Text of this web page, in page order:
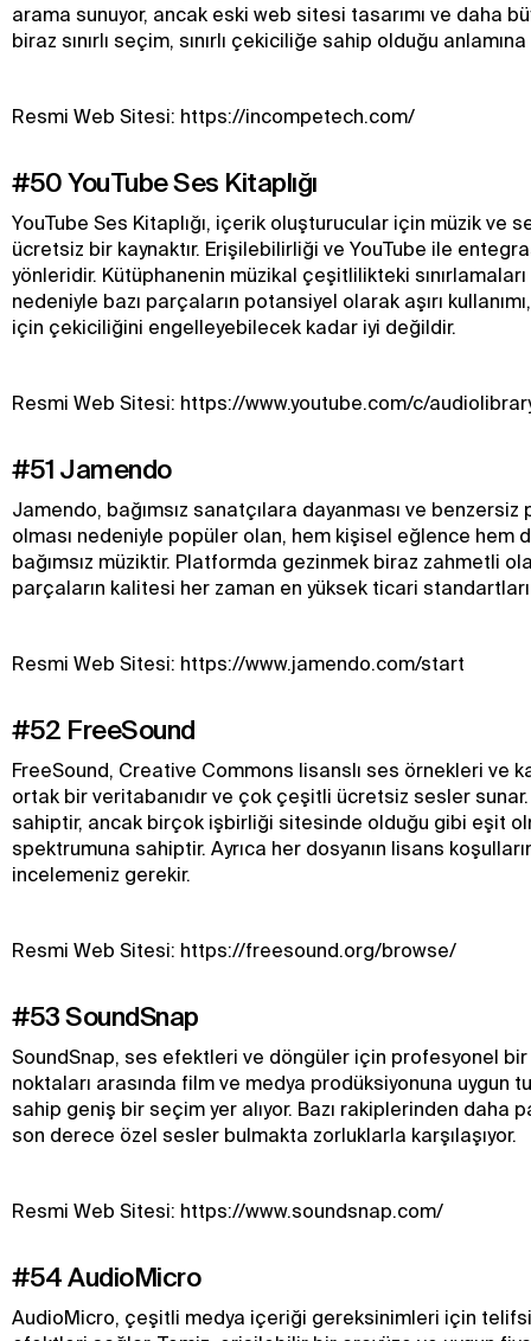
arama sunuyor, ancak eski web sitesi tasarımı ve daha
biraz sınırlı seçim, sınırlı çekiciliğe sahip olduğu
Resmi Web Sitesi: https://incompetech.com/
#50 YouTube Ses Kitaplığı
YouTube Ses Kitaplığı, içerik oluşturucular için müzik ve
ücretsiz bir kaynaktır. Erişilebilirliği ve YouTube ile
yönleridir. Kütüphanenin müzikal çeşitlilikteki
nedeniyle bazı parçaların potansiyel olarak aşırı kullanımı,
için çekiciliğini engelleyebilecek kadar iyi değildir.
Resmi Web Sitesi: https://www.youtube.com/c/
#51 Jamendo
Jamendo, bağımsız sanatçılara dayanması ve
olması nedeniyle popüler olan, hem kişisel eğlence hem
bağımsız müziktir. Platformda gezinmek biraz zahmetli
parçaların kalitesi her zaman en yüksek ticari standartları
Resmi Web Sitesi: https://www.jamendo.com/start
#52 FreeSound
FreeSound, Creative Commons lisanslı ses örnekleri ve
ortak bir veritabanıdır ve çok çeşitli ücretsiz sesler
sahiptir, ancak birçok işbirliği sitesinde olduğu gibi eşit
spektrumuna sahiptir. Ayrıca her dosyanın lisans
incelemeniz gerekir.
Resmi Web Sitesi: https://freesound.org/browse/
#53 SoundSnap
SoundSnap, ses efektleri ve döngüler için profesyonel
noktaları arasında film ve medya prodüksiyonuna uygun
sahip geniş bir seçim yer alıyor. Bazı rakiplerinden daha
son derece özel sesler bulmakta zorluklarla karşılaşıyor.
Resmi Web Sitesi: https://www.soundsnap.com/
#54 AudioMicro
AudioMicro, çeşitli medya içeriği gereksinimleri için